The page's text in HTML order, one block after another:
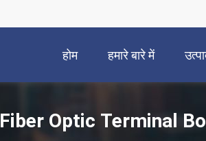
होम हमारे बारे में
Fiber Optic Terminal